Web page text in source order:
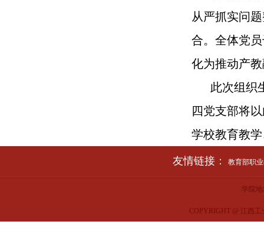
从严抓实问
合。全体党
化为推动产
此次组织
四党支部将
学校教育教
友情链接： 教育部职
学院
COPYRIGHT @ 江西工